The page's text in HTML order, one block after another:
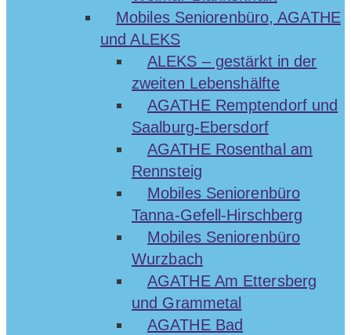
Mobiles Seniorenbüro, AGATHE
und ALEKS
ALEKS – gestärkt in der
zweiten Lebenshälfte
AGATHE Remptendorf und
Saalburg-Ebersdorf
AGATHE Rosenthal am
Rennsteig
Mobiles Seniorenbüro
Tanna-Gefell-Hirschberg
Mobiles Seniorenbüro
Wurzbach
AGATHE Am Ettersberg
und Grammetal
AGATHE Bad